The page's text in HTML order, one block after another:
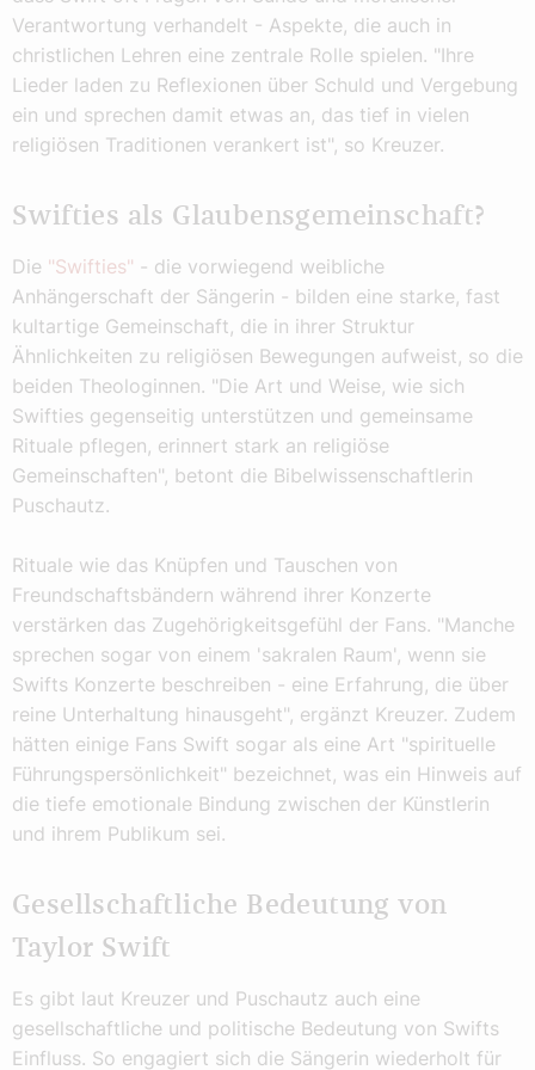
Verantwortung verhandelt - Aspekte, die auch in
christlichen Lehren eine zentrale Rolle spielen. "Ihre
Lieder laden zu Reflexionen über Schuld und Vergebung
ein und sprechen damit etwas an, das tief in vielen
religiösen Traditionen verankert ist", so Kreuzer.
Swifties als Glaubensgemeinschaft?
Die "Swifties" - die vorwiegend weibliche
Anhängerschaft der Sängerin - bilden eine starke, fast
kultartige Gemeinschaft, die in ihrer Struktur
Ähnlichkeiten zu religiösen Bewegungen aufweist, so die
beiden Theologinnen. "Die Art und Weise, wie sich
Swifties gegenseitig unterstützen und gemeinsame
Rituale pflegen, erinnert stark an religiöse
Gemeinschaften", betont die Bibelwissenschaftlerin
Puschautz.
Rituale wie das Knüpfen und Tauschen von
Freundschaftsbändern während ihrer Konzerte
verstärken das Zugehörigkeitsgefühl der Fans. "Manche
sprechen sogar von einem 'sakralen Raum', wenn sie
Swifts Konzerte beschreiben - eine Erfahrung, die über
reine Unterhaltung hinausgeht", ergänzt Kreuzer. Zudem
hätten einige Fans Swift sogar als eine Art "spirituelle
Führungspersönlichkeit" bezeichnet, was ein Hinweis auf
die tiefe emotionale Bindung zwischen der Künstlerin
und ihrem Publikum sei.
Gesellschaftliche Bedeutung von
Taylor Swift
Es gibt laut Kreuzer und Puschautz auch eine
gesellschaftliche und politische Bedeutung von Swifts
Einfluss. So engagiert sich die Sängerin wiederholt für